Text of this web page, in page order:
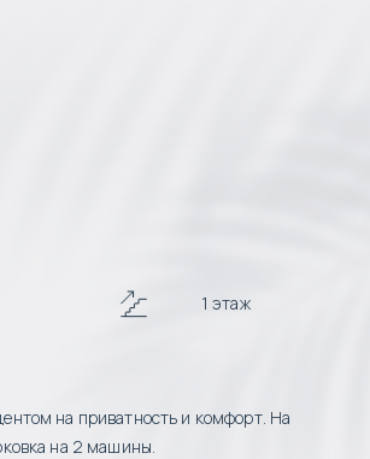
1 этаж
на приватность и комфорт. На
на 2 машины.